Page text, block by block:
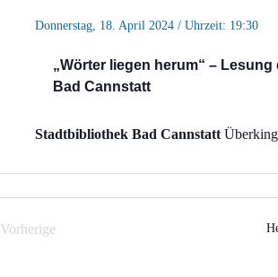
„Wörter liegen herum“ –
Bad Cannstatt
Donnerstag, 18. April 2024 / Uhrzeit: 19:30
Stadtbibliothek Bad Cannstatt
Vorherige